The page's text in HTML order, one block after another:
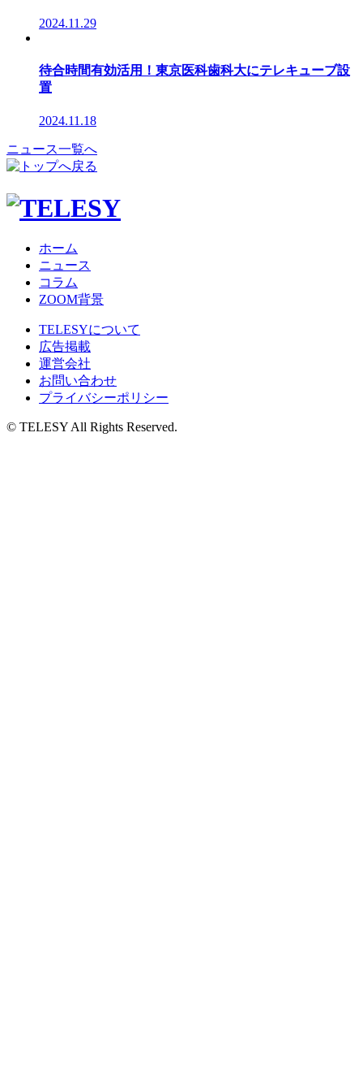
2024.11.29
待合時間有効活用！東京医科歯科大にテレキューブ設
置
2024.11.18
ニュース一覧へ
ホーム
ニュース
コラム
ZOOM背景
TELESYについて
広告掲載
運営会社
お問い合わせ
プライバシーポリシー
© TELESY All Rights Reserved.